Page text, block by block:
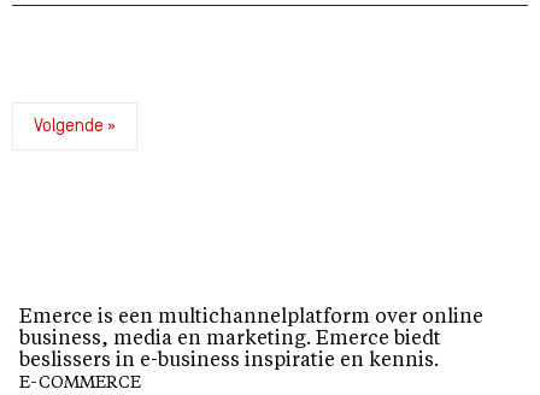
Volgende »
Emerce is een multichannelplatform over online
business, media en marketing. Emerce biedt
beslissers in e-business inspiratie en kennis.
E-COMMERCE